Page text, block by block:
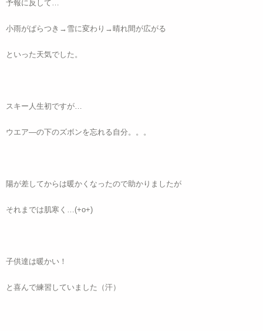
予報に反して…
小雨がぱらつき→雪に変わり→晴れ間が広がる
といった天気でした。
スキー人生初ですが…
ウエア―の下のズボンを忘れる自分。。。
陽が差してからは暖かくなったので助かりましたが
それまでは肌寒く…(+o+)
子供達は暖かい！
と喜んで練習していました（汗）